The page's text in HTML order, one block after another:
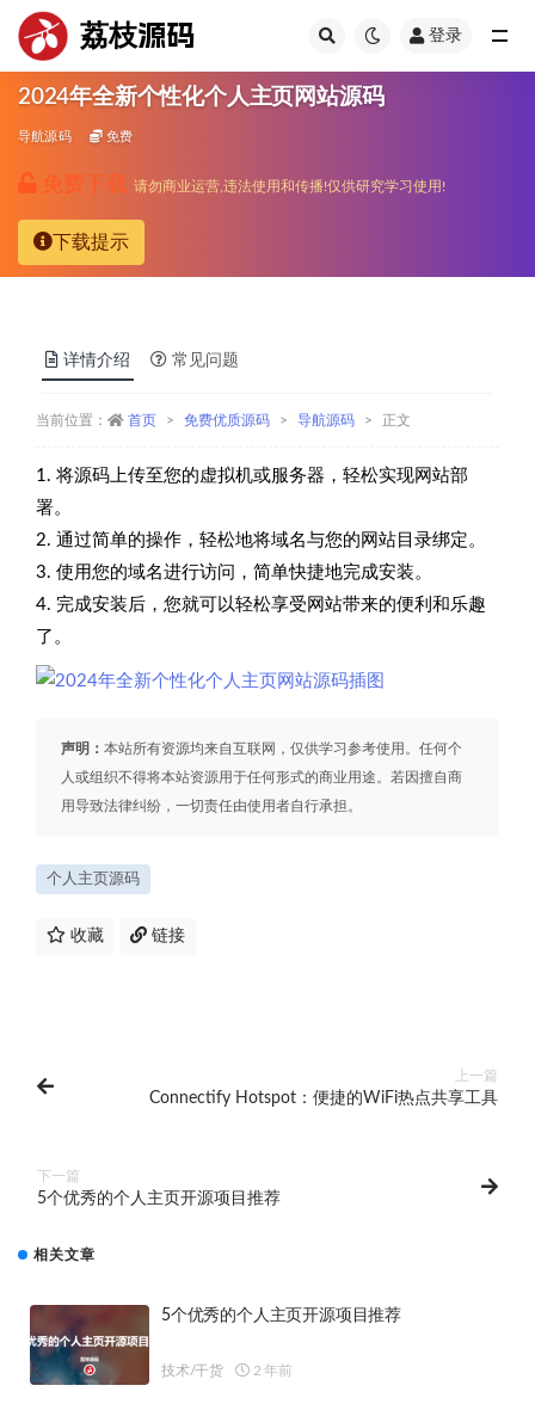
荔枝源码 登录
2024年全新个性化个人主页网站源码
导航源码 免费
免费下载 请勿商业运营,违法使用和传播!仅供研究学习使用!
下载提示
详情介绍 常见问题
当前位置： 首页 免费优质源码 导航源码 正文
1. 将源码上传至您的虚拟机或服务器，轻松实现网站部
署。
2. 通过简单的操作，轻松地将域名与您的网站目录绑定。
3. 使用您的域名进行访问，简单快捷地完成安装。
4. 完成安装后，您就可以轻松享受网站带来的便利和乐趣
了。
声明： 本站所有资源均来自互联网，仅供学习参考使用。任何个
人或组织不得将本站资源用于任何形式的商业用途。若因擅自商
用导致法律纠纷，一切责任由使用者自行承担。
个人主页源码
收藏 链接
上一篇
Connectify Hotspot：便捷的WiFi热点共享工具
下一篇
5个优秀的个人主页开源项目推荐
相关文章
5个优秀的个人主页开源项目推荐
技术/干货 2 年前